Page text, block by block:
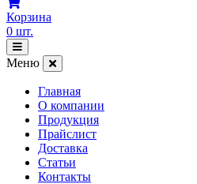
Корзина
0 шт.
Открыть
меню
Меню
Главная
О компании
Продукция
Прайслист
Доставка
Статьи
Контакты